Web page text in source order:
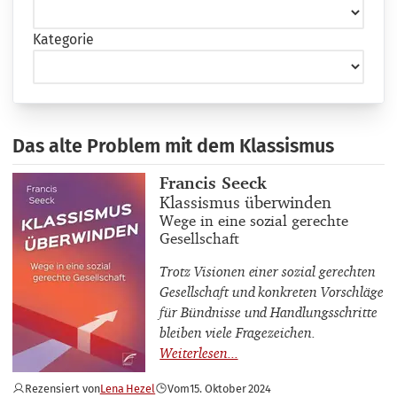
Kategorie
Das alte Problem mit dem Klassismus
Buchautor_innen
Francis Seeck
Buchtitel
Klassismus überwinden
Buchuntertitel
Wege in eine sozial gerechte
Gesellschaft
Trotz Visionen einer sozial gerechten
Gesellschaft und konkreten Vorschläge
für Bündnisse und Handlungsschritte
bleiben viele Fragezeichen.
Rezensiert vonLena Hezel Vom15. Oktober 2024